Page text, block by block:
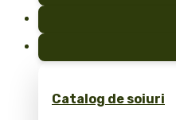
Catalog de soiuri